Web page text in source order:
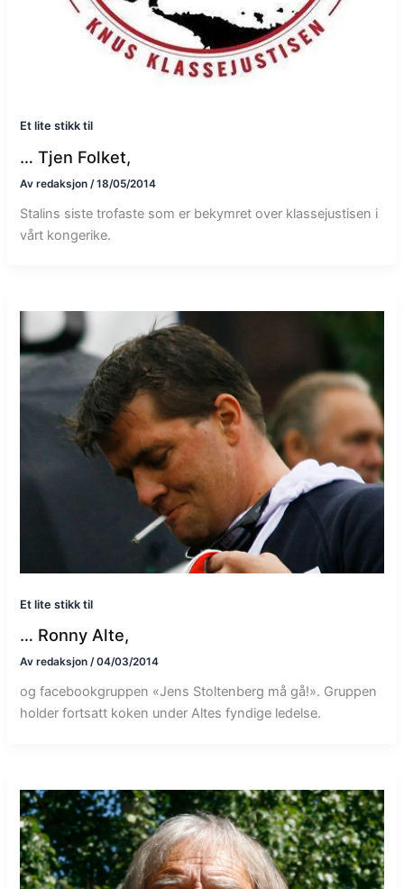
Et lite stikk til
… Tjen Folket,
Av redaksjon /18/05/2014
Stalins siste trofaste som er bekymret over klassejustisen i
vårt kongerike.
Et lite stikk til
… Ronny Alte,
Av redaksjon/04/03/2014
og facebookgruppen «Jens Stoltenberg må gå!». Gruppen
holder fortsatt koken under Altes fyndige ledelse.